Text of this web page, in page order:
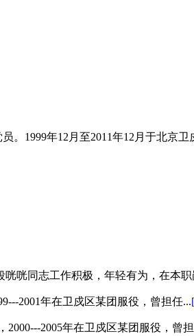
。1999年12月至2011年12月于北京卫
咣咣同志工作积极，年轻有为，在本
2001年在卫戍区某团服役，曾担任...
2000---2005年在卫戍区某团服役，曾